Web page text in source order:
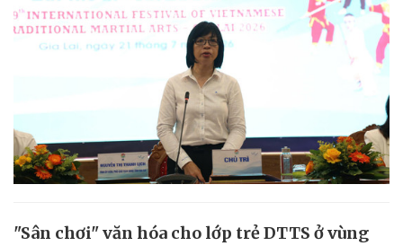
"Sân chơi" văn hóa cho lớp trẻ DTTS ở vùng